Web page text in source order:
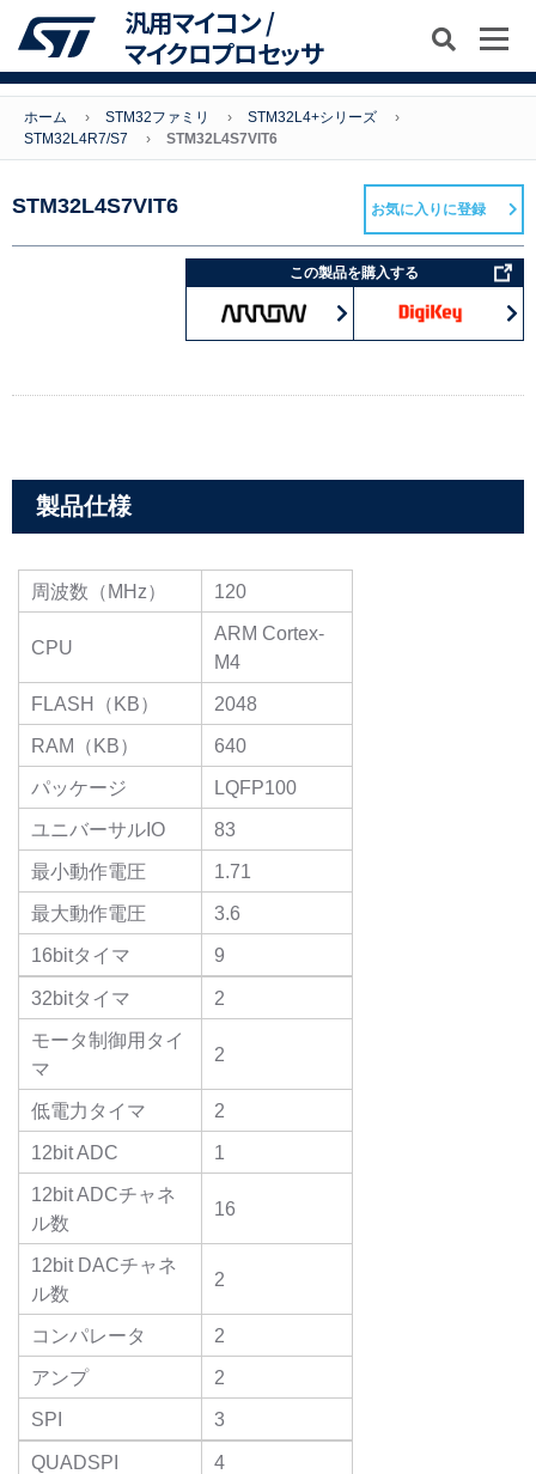
汎用マイコン /
マイクロプロセッサ
ホーム STM32ファミリ
STM32L4+シリーズ
STM32L4R7/S7
STM32L4S7VIT6
STM32L4S7VIT6
この製品を購入する
お気に入りに登録
製品仕様
周波数（MHz） 120
CPU
ARM Cortex-
M4
FLASH（KB）
2048
RAM（KB）
640
パッケージ
LQFP100
ユニバーサルIO
83
最小動作電圧
1.71
最大動作電圧
3.6
16bitタイマ
9
32bitタイマ
2
モータ制御用タイ
マ
2
低電力タイマ
2
12bit ADC
1
12bit ADCチャネ
ル数
16
12bit DACチャネ
ル数
2
コンパレータ
2
アンプ
2
SPI
3
QUADSPI
4